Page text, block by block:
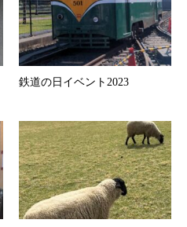
鉄道の日イベント2023